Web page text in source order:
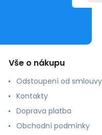
Vše o nákupu
Odstoupení od smlouvy
Kontakty
Doprava platba
Obchodní podmínky